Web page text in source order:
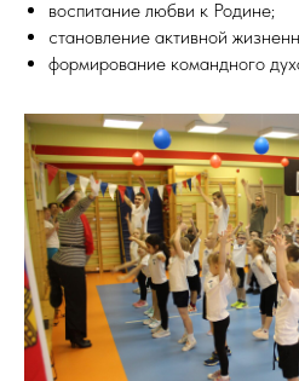
воспитание любви к Родине;
становление активной
формирование командного